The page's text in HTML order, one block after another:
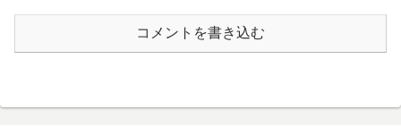
コメントを書き込む